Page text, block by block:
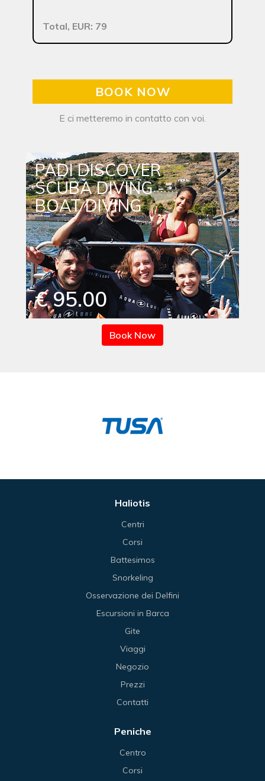
Total, EUR: 79
BOOK NOW
E ci metteremo in contatto con voi.
PADI DISCOVER
SCUBA DIVING -
BOAT DIVING
€ 95.00
Book Now
Haliotis
Centri
Corsi
Battesimos
Snorkeling
Osservazione dei Delfini
Escursioni in Barca
Gite
Viaggi
Negozio
Prezzi
Contatti
Peniche
Centro
Corsi